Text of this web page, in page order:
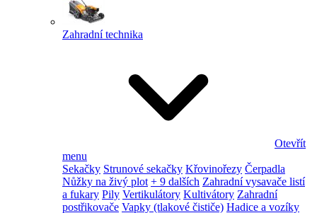
Zahradní technika
Otevřít
menu
Sekačky Strunové sekačky Křovinořezy Čerpadla
Nůžky na živý plot + 9 dalších Zahradní vysavače listí
a fukary Pily Vertikulátory Kultivátory Zahradní
postřikovače Vapky (tlakové čističe) Hadice a vozíky